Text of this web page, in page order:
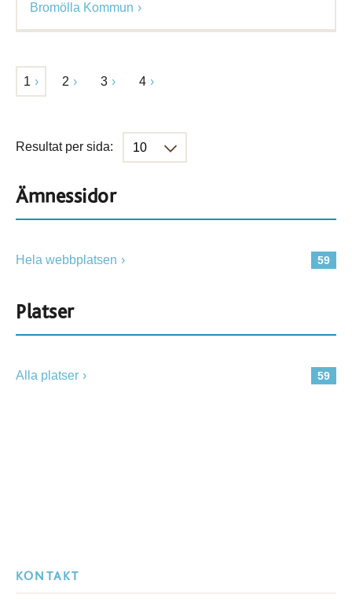
Bromölla Kommun
1 2 3 4
Resultat per sida:
Ämnessidor
59
Hela webbplatsen
Platser
59
Alla platser
KONTAKT